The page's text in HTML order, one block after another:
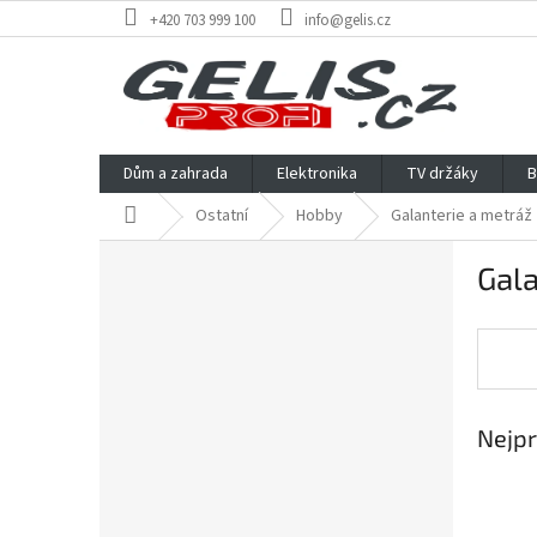
na
+420 703 999 100 info@gelis.cz
Dům a zahrada Elektronika TV držáky
Domů Ostatní Hobby Galanterie a metráž